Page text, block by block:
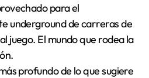
para el
underground de carreras de
juego. El mundo que rodea la
profundo de lo que sugiere